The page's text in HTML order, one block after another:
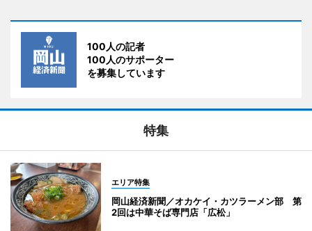
100人の記者
100人のサポーター
を募集しています
特集
エリア特集
岡山経済新聞／オカケイ・カツラーメン部 第
2回は中華そば専門店「広松」